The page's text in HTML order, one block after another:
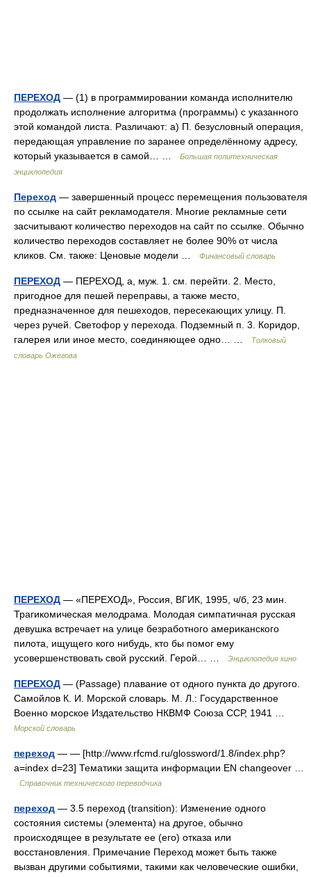
ПЕРЕХОД — (1) в программировании команда исполнителю
продолжать исполнение алгоритма (программы) с указанного
этой командой листа. Различают: а) П. безусловный операция,
передающая управление по заранее определённому адресу,
который указывается в самой… …
Большая политехническая
энциклопедия
Переход — завершенный процесс перемещения пользователя
по ссылке на сайт рекламодателя. Многие рекламные сети
засчитывают количество переходов на сайт по ссылке. Обычно
количество переходов составляет не более 90% от числа
кликов. См. также: Ценовые модели …
Финансовый словарь
ПЕРЕХОД — ПЕРЕХОД, а, муж. 1. см. перейти. 2. Место,
пригодное для пешей переправы, а также место,
предназначенное для пешеходов, пересекающих улицу. П.
через ручей. Светофор у перехода. Подземный п. 3. Коридор,
галерея или иное место, соединяющее одно… …
Толковый
словарь Ожегова
ПЕРЕХОД — «ПЕРЕХОД», Россия, ВГИК, 1995, ч/б, 23 мин.
Трагикомическая мелодрама. Молодая симпатичная русская
девушка встречает на улице безработного американского
пилота, ищущего кого нибудь, кто бы помог ему
усовершенствовать свой русский. Герой… …
Энциклопедия кино
ПЕРЕХОД — (Passage) плавание от одного пункта до другого.
Самойлов К. И. Морской словарь. М. Л.: Государственное
Военно морское Издательство НКВМФ Союза ССР, 1941 …
Морской словарь
переход — — [http://www.rfcmd.ru/glossword/1.8/index.php?
a=index d=23] Тематики защита информации EN changeover …
Справочник технического переводчика
переход — 3.5 переход (transition): Изменение одного
состояния системы (элемента) на другое, обычно
происходящее в результате ее (его) отказа или
восстановления. Примечание Переход может быть также
вызван другими событиями, такими как человеческие ошибки,